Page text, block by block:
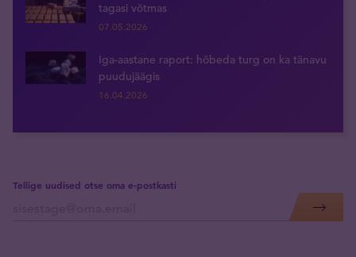
tagasi võtmas
07.05.2026
Iga-aastane raport: hõbeda turg on ka tänavu
puudujäägis
16.04.2026
Tellige uudised otse oma e-postkasti